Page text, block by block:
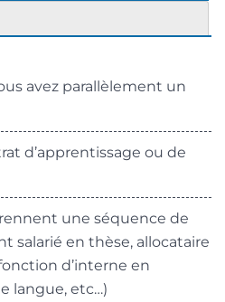
avez parallèlement un
d’apprentissage ou de
une séquence de
salarié en thèse, allocataire
d’interne en
langue, etc…)